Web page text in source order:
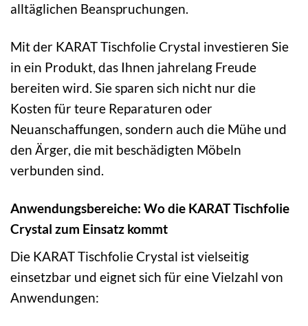
alltäglichen Beanspruchungen.
Mit der KARAT Tischfolie Crystal investieren Sie
in ein Produkt, das Ihnen jahrelang Freude
bereiten wird. Sie sparen sich nicht nur die
Kosten für teure Reparaturen oder
Neuanschaffungen, sondern auch die Mühe und
den Ärger, die mit beschädigten Möbeln
verbunden sind.
Anwendungsbereiche: Wo die KARAT Tischfolie
Crystal zum Einsatz kommt
Die KARAT Tischfolie Crystal ist vielseitig
einsetzbar und eignet sich für eine Vielzahl von
Anwendungen: